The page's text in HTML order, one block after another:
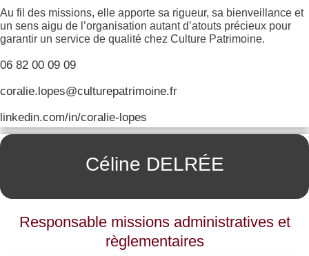
Au fil des missions, elle apporte sa rigueur, sa bienveillance et
un sens aigu de l’organisation autant d’atouts précieux pour
garantir un service de qualité chez Culture Patrimoine.
06 82 00 09 09
coralie.lopes@culturepatrimoine.fr
linkedin.com/in/coralie-lopes
Céline DELRÉE
Responsable missions administratives et
règlementaires